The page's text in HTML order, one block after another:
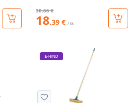
30.66 €
18.39 € / tk
E-HIND